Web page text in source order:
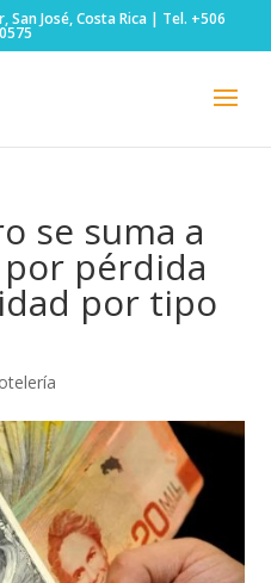
José, Costa Rica | Tel. +506
se suma a
pérdida
por tipo